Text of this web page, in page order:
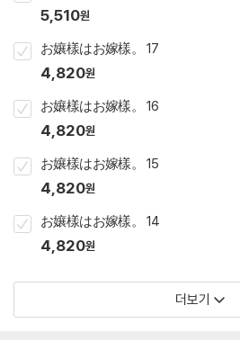
5,510원
お孃樣はお嫁樣。 17
4,820원
お孃樣はお嫁樣。 16
4,820원
お孃樣はお嫁樣。 15
4,820원
お孃樣はお嫁樣。 14
4,820원
더보기